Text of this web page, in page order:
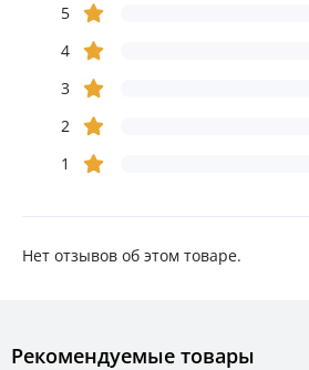
5
4
3
2
1
Нет отзывов об этом товаре.
Рекомендуемые товары